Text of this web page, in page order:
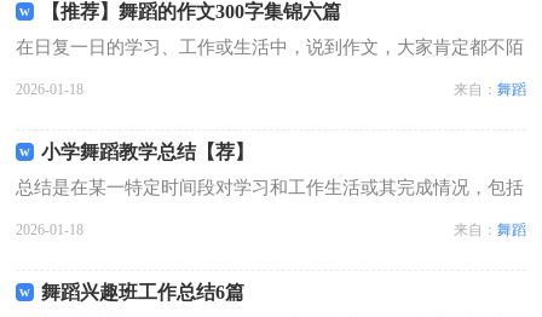
【推荐】舞蹈的作文300字集锦六篇
在日复一日的学习、工作或生活中，说到作文，大家肯定都不陌
2026-01-18 来自： 舞蹈
小学舞蹈教学总结【荐】
总结是在某一特定时间段对学习和工作生活或其完成情况，包括
2026-01-18 来自： 舞蹈
舞蹈兴趣班工作总结6篇